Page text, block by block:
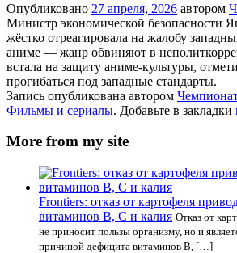
Опубликовано 27 апреля, 2026 автором
Министр экономической безопасности
жёстко отреагировала на жалобу
аниме — жанр обвиняют в
встала на защиту аниме-культуры,
прогибаться под западные стандарты.
Запись опубликована автором
Фильмы и сериалы. Добавьте в закладки
More from my site
Frontiers: отказ от картофеля
витаминов В, С и калия Отказ от
не приносит пользы организму, но и
причиной дефицита витаминов В, […]